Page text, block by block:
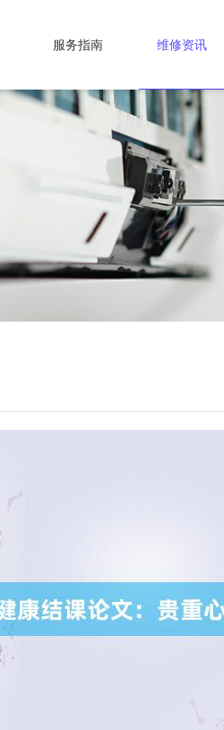
服务指南 维修资讯